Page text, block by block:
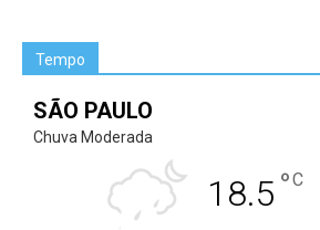
Tempo
SÃO PAULO
Chuva Moderada
18.5 °C